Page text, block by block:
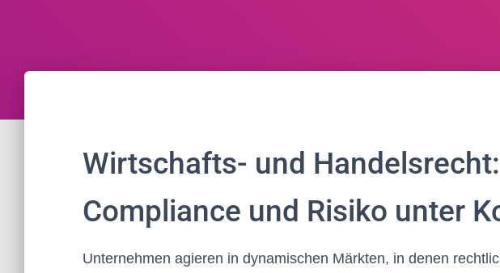
Wirtschafts- und
Compliance und Risiko unter
Unternehmen agieren in dynamischen Märkten, in denen